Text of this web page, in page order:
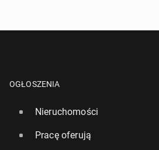
OGŁOSZENIA
Nieruchomości
Pracę oferują